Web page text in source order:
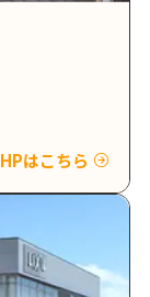
HPはこちら